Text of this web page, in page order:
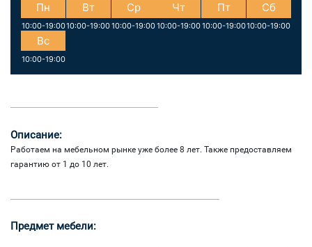
Пн
10:00-19:00
Вт
10:00-19:00
Ср
10:00-19:00
Чт
10:00-19:00
Пт
10:00-19:00
Сб
10:00-19:00
Вс
10:00-19:00
Описание:
Работаем на мебельном рынке уже более 8 лет. Также предоставляем
гарантию от 1 до 10 лет.
Предмет мебели: